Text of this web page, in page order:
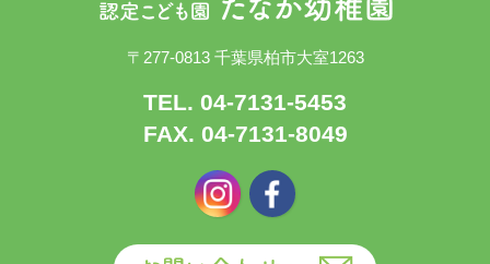
〒277-0813 千葉県柏市大室1263
TEL. 04-7131-5453
FAX. 04-7131-8049